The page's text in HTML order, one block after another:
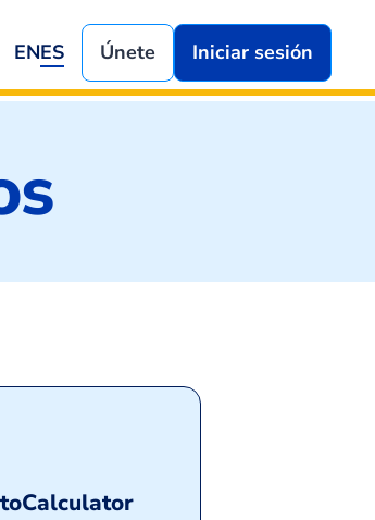
ENES Únete Iniciar sesión
Calculator